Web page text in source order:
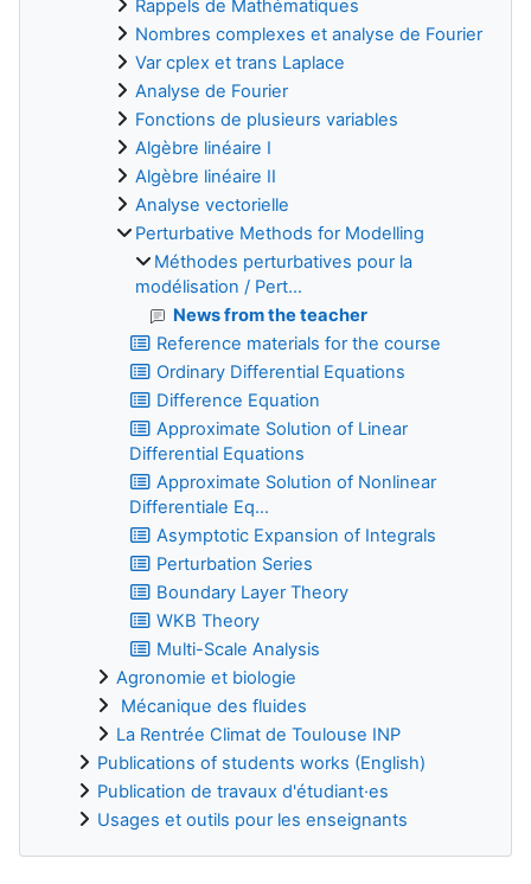
Rappels de Mathématiques
Nombres complexes et analyse de Fourier
Var cplex et trans Laplace
Analyse de Fourier
Fonctions de plusieurs variables
Algèbre linéaire I
Algèbre linéaire II
Analyse vectorielle
Perturbative Methods for Modelling
Méthodes perturbatives pour la
modélisation / Pert...
News from the teacher
Reference materials for the course
Ordinary Differential Equations
Difference Equation
Approximate Solution of Linear
Differential Equations
Approximate Solution of Nonlinear
Differentiale Eq...
Asymptotic Expansion of Integrals
Perturbation Series
Boundary Layer Theory
WKB Theory
Multi-Scale Analysis
Agronomie et biologie
Mécanique des fluides
La Rentrée Climat de Toulouse INP
Publications of students works (English)
Publication de travaux d'étudiant·es
Usages et outils pour les enseignants